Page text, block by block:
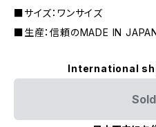
■サイズ：ワンサイズ
■生産：信頼のMADE IN
International